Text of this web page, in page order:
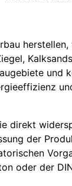
und
direkt
der
oder der